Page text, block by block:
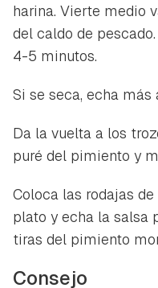
harina. Vierte medio
del caldo de
4-5 minutos.
Si se seca, echa más
Da la vuelta a los
puré del pimiento y
Coloca las rodajas
plato y echa la salsa
tiras del pimiento
Consejo